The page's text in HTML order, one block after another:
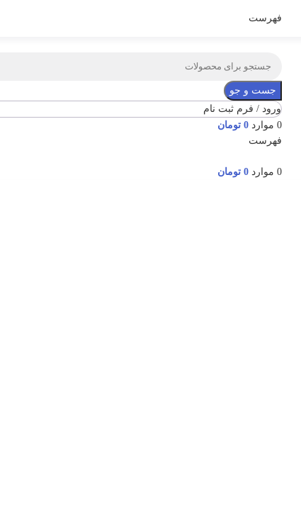
فهرست
جست و جو
ورود / فرم ثبت نام
0 موارد 0 تومان
فهرست
0 موارد 0 تومان